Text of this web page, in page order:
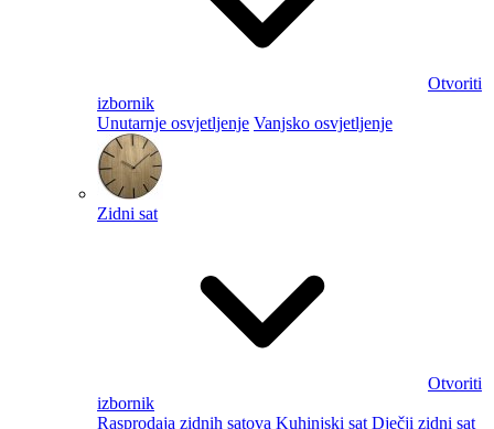
Otvoriti
izbornik
Unutarnje osvjetljenje Vanjsko osvjetljenje
Zidni sat
Otvoriti
izbornik
Rasprodaja zidnih satova Kuhinjski sat Dječji zidni sat